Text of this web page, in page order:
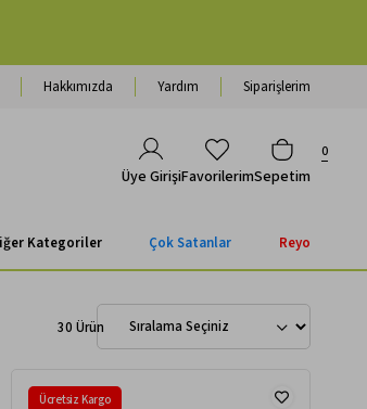
Hakkımızda Yardım Siparişlerim
Üye GirişiFavorilerimSepetim
0
Kategoriler Çok Satanlar Reyo
30 Ürün
Ücretsiz Kargo